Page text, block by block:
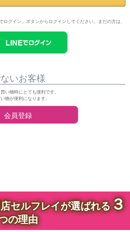
ログイン」ボタンからログインしてください。まだの方は、
いお客様
い物時にとても便利です。
物が便利になります。
会員登録
セルフレイが選ばれる３
の理由